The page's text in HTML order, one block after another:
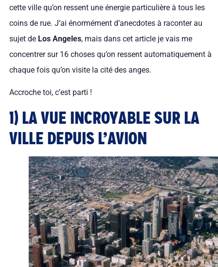
cette ville qu’on ressent une énergie particulière à tous les
coins de rue. J’ai énormément d’anecdotes à raconter au
sujet de Los Angeles, mais dans cet article je vais me
concentrer sur 16 choses qu’on ressent automatiquement à
chaque fois qu’on visite la cité des anges.
Accroche toi, c’est parti !
1) LA VUE INCROYABLE SUR LA
VILLE DEPUIS L’AVION